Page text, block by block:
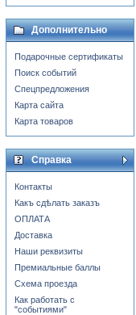
Дополнительно
Подарочные сертификаты
Поиск событий
Спецпредложения
Карта сайта
Карта товаров
Справка
Контакты
Какъ сдѣлать заказъ
ОПЛАТА
Доставка
Наши реквизиты
Премиальные баллы
Схема проезда
Как работать с
"событиями"